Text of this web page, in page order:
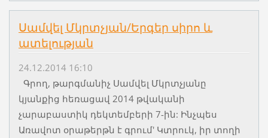
Սամվել Մկրտչյան/Երգեր սիրո և
ատելության
24.12.2014 16:10
Գրող, թարգմանիչ Սամվել Մկրտչյանը
կյանքից հեռացավ 2014 թվականի
չարաբաստիկ դեկտեմբերի 7-ին: Ինչպես
Առավոտ օրաթերթն է գրում' Կտրուկ, իր տողի